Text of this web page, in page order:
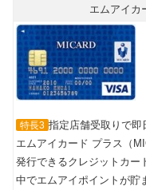
エムアイカ
特長3 指定店舗受取りで即
エムアイカード プラス（
発行できるクレジットカ
中でエムアイポイントが貯